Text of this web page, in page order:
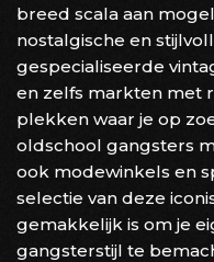
breed scala aan
nostalgische en
gespecialiseerde
en zelfs markten met
plekken waar je op
oldschool gangsters
ook modewinkels en
selectie van deze
gemakkelijk is om je
gangsterstijl te